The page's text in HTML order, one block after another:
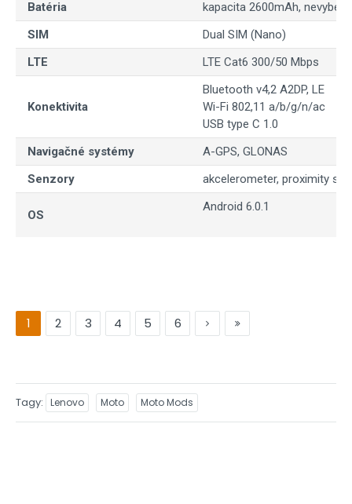
Batéria
kapacita 2600mAh,
SIM
Dual SIM (Nano)
LTE
LTE Cat6 300/50 Mbps
Konektivita
Bluetooth v4,2 A2DP, LE
Wi-Fi 802,11 a/b/g/n/ac
USB type C 1.0
Navigačné systémy
A-GPS, GLONAS
Senzory
akcelerometer, proximity
OS
Android 6.0.1
1 2 3 4 5 6
Tagy Lenovo Moto Moto Mods